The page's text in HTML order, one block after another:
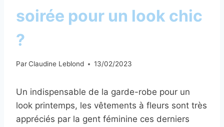
soirée pour un look chic
?
ParClaudine Leblond 13/02/2023
Un indispensable de la garde-robe pour un
look printemps, les vêtements à fleurs sont très
appréciés par la gent féminine ces derniers